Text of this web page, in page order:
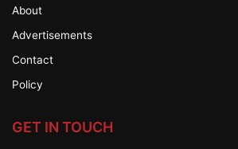
About
Advertisements
Contact
Policy
GET IN TOUCH